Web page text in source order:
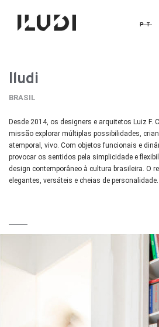
PT
Iludi
BRASIL
Desde 2014, os designers e arquitetos Luiz F.
missão explorar múltiplas possibilidades,
atemporal, vivo. Com objetos funcionais e
provocar os sentidos pela simplicidade e
design contemporâneo à cultura brasileira. O
elegantes, versáteis e cheias de personalidade.